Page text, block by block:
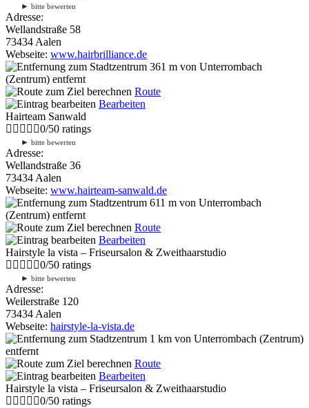
► bitte bewerten
Adresse:
Wellandstraße 58
73434 Aalen
Webseite: www.hairbrilliance.de
361 m von Unterrombach
(Zentrum) entfernt
Route
Bearbeiten
Hairteam Sanwald
0/50 ratings
► bitte bewerten
Adresse:
Wellandstraße 36
73434 Aalen
Webseite: www.hairteam-sanwald.de
611 m von Unterrombach
(Zentrum) entfernt
Route
Bearbeiten
Hairstyle la vista – Friseursalon & Zweithaarstudio
0/50 ratings
► bitte bewerten
Adresse:
Weilerstraße 120
73434 Aalen
Webseite: hairstyle-la-vista.de
1 km von Unterrombach (Zentrum)
entfernt
Route
Bearbeiten
Hairstyle la vista – Friseursalon & Zweithaarstudio
0/50 ratings